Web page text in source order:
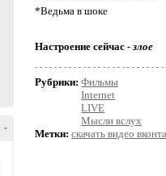
-
*Ведьма в шоке
Настроение сейчас -злое
Рубрики: Фильмы
Internet
LIVE
Мысли вслух
Метки: скачать видео